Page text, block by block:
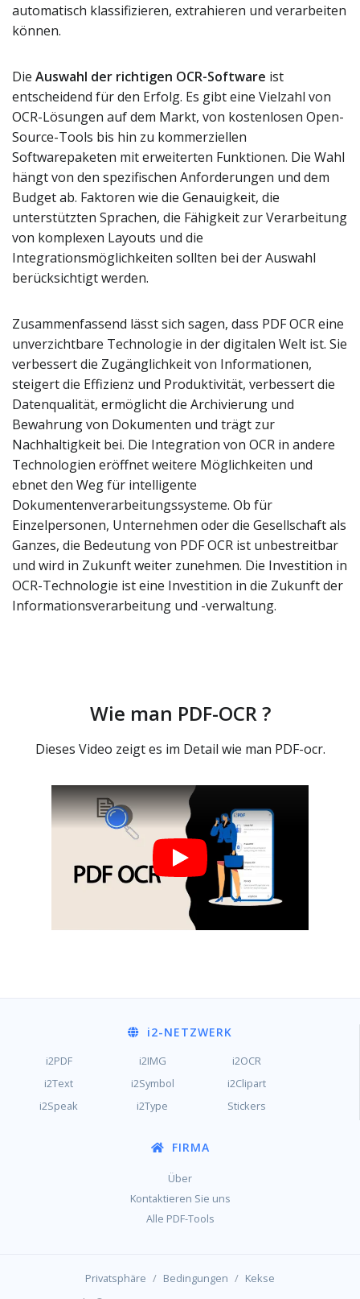
automatisch klassifizieren, extrahieren und verarbeiten
können.
Die Auswahl der richtigen OCR-Software ist
entscheidend für den Erfolg. Es gibt eine Vielzahl von
OCR-Lösungen auf dem Markt, von kostenlosen Open-
Source-Tools bis hin zu kommerziellen
Softwarepaketen mit erweiterten Funktionen. Die Wahl
hängt von den spezifischen Anforderungen und dem
Budget ab. Faktoren wie die Genauigkeit, die
unterstützten Sprachen, die Fähigkeit zur Verarbeitung
von komplexen Layouts und die
Integrationsmöglichkeiten sollten bei der Auswahl
berücksichtigt werden.
Zusammenfassend lässt sich sagen, dass PDF OCR eine
unverzichtbare Technologie in der digitalen Welt ist. Sie
verbessert die Zugänglichkeit von Informationen,
steigert die Effizienz und Produktivität, verbessert die
Datenqualität, ermöglicht die Archivierung und
Bewahrung von Dokumenten und trägt zur
Nachhaltigkeit bei. Die Integration von OCR in andere
Technologien eröffnet weitere Möglichkeiten und
ebnet den Weg für intelligente
Dokumentenverarbeitungssysteme. Ob für
Einzelpersonen, Unternehmen oder die Gesellschaft als
Ganzes, die Bedeutung von PDF OCR ist unbestreitbar
und wird in Zukunft weiter zunehmen. Die Investition in
OCR-Technologie ist eine Investition in die Zukunft der
Informationsverarbeitung und -verwaltung.
Wie man PDF-OCR ?
Dieses Video zeigt es im Detail wie man PDF-ocr.
i2-NETZWERK
i2PDF i2IMG
i2OCR
i2Text
i2Symbol
i2Clipart
i2Speak
i2Type Stickers
FIRMA
Über
Kontaktieren Sie uns
Alle PDF-Tools
Privatsphäre / Bedingungen / Kekse